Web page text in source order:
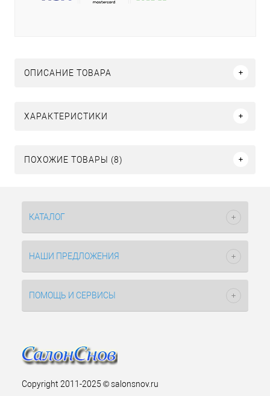
ОПИСАНИЕ ТОВАРА
ХАРАКТЕРИСТИКИ
ПОХОЖИЕ ТОВАРЫ (8)
КАТАЛОГ
НАШИ ПРЕДЛОЖЕНИЯ
ПОМОЩЬ И СЕРВИСЫ
Copyright 2011-2025 © salonsnov.ru